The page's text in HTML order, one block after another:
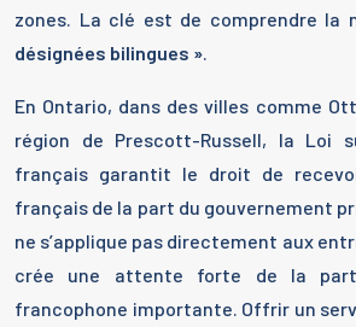
zones. La clé est de comprendre la
désignées bilingues ».
En Ontario, dans des villes comme
région de Prescott-Russell, la Loi
français garantit le droit de
français de la part du gouvernement
ne s’applique pas directement aux
crée une attente forte de la part
francophone importante. Offrir un